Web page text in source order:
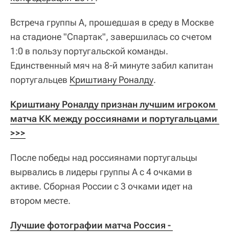
Встреча группы А, прошедшая в среду в Москве
на стадионе "Спартак", завершилась со счетом
1:0 в пользу португальской команды.
Единственный мяч на 8-й минуте забил капитан
португальцев Криштиану Роналду.
Криштиану Роналду признан лучшим игроком
матча КК между россиянами и португальцами
>>>
После победы над россиянами португальцы
вырвались в лидеры группы А с 4 очками в
активе. Сборная России с 3 очками идет на
втором месте.
Лучшие фотографии матча Россия -